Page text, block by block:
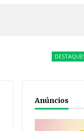
DESTAQUES 🏡 UM
Anúncios